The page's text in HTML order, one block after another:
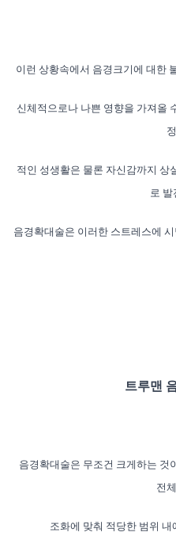
이런 상황속에서 음경크기에 대한
신체적으로나 나쁜 영향을 가져올
적인 성생활은 물론 자신감까지 상
로 발
음경확대술은 이러한 스트레스에
트루맨
음경확대술은 무조건 크게하는 것
전체
조화에 맞춰 적당한 범위